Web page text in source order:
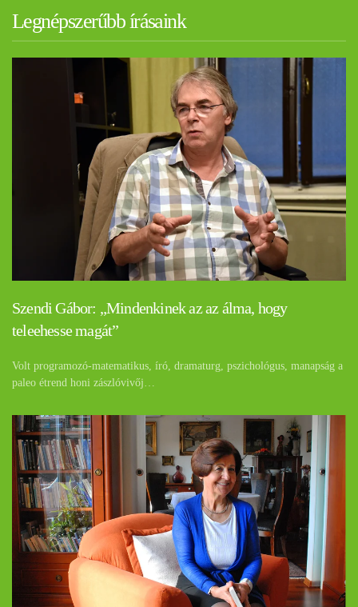
Legnépszerűbb írásaink
Szendi Gábor: „Mindenkinek az az álma, hogy
teleehesse magát”
Volt programozó-matematikus, író, dramaturg, pszichológus, manapság a
paleo étrend honi zászlóvivőj…